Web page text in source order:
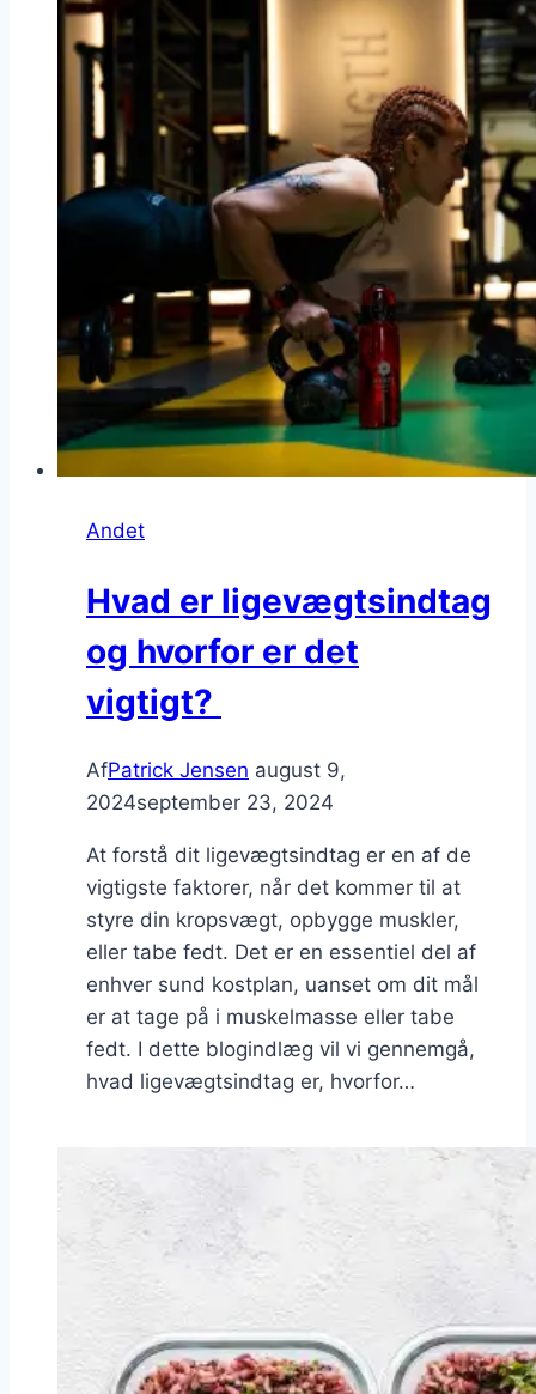
Andet
Hvad er ligevægtsindtag
og hvorfor er det
vigtigt?
AfPatrick Jensen august 9,
2024september 23, 2024
At forstå dit ligevægtsindtag er en af de
vigtigste faktorer, når det kommer til at
styre din kropsvægt, opbygge muskler,
eller tabe fedt. Det er en essentiel del af
enhver sund kostplan, uanset om dit mål
er at tage på i muskelmasse eller tabe
fedt. I dette blogindlæg vil vi gennemgå,
hvad ligevægtsindtag er, hvorfor…